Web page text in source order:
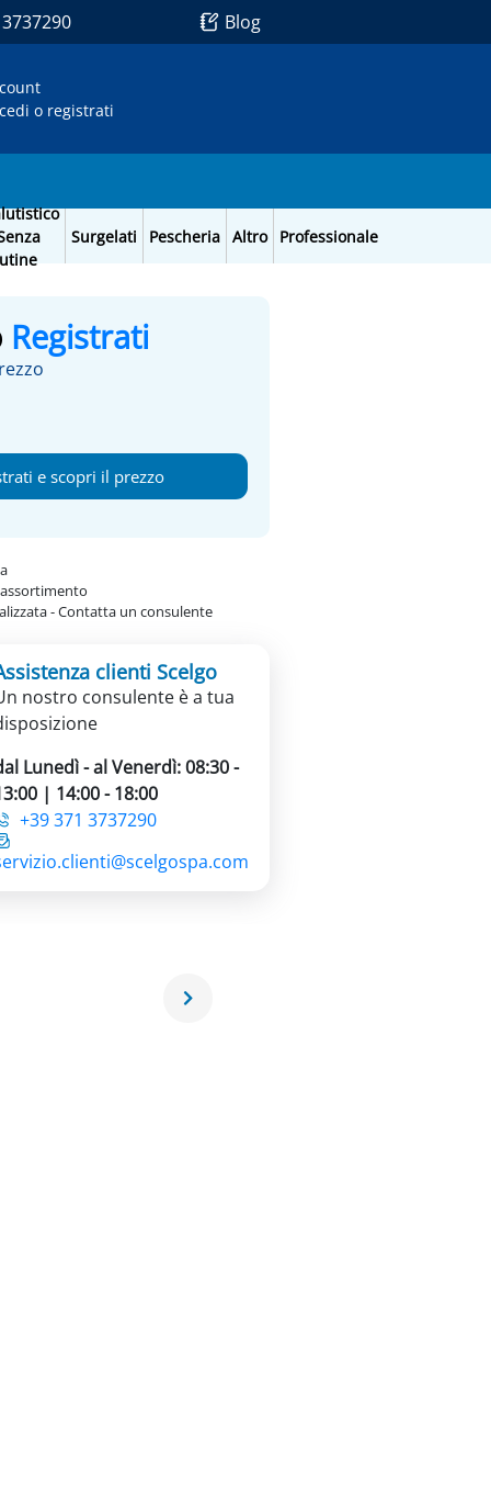
Blog
o registrati
Surgelati Pescheria Altro Professionale
Registrati
e scopri il prezzo
- Contatta un consulente
clienti Scelgo
nostro consulente è a tua
Lunedì - al Venerdì: 08:30 -
| 14:00 - 18:00
+39 371 3737290